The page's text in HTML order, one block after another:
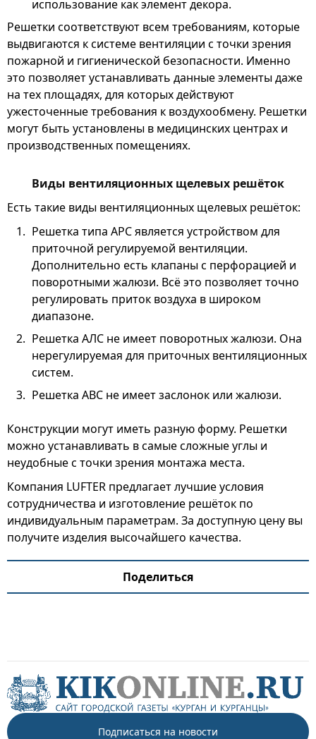
использование как элемент декора.
Решетки соответствуют всем требованиям, которые
выдвигаются к системе вентиляции с точки зрения
пожарной и гигиенической безопасности. Именно
это позволяет устанавливать данные элементы даже
на тех площадях, для которых действуют
ужесточенные требования к воздухообмену. Решетки
могут быть установлены в медицинских центрах и
производственных помещениях.
Виды вентиляционных щелевых решёток
Есть такие виды вентиляционных щелевых решёток:
Решетка типа АРС является устройством для
приточной регулируемой вентиляции.
Дополнительно есть клапаны с перфорацией и
поворотными жалюзи. Всё это позволяет точно
регулировать приток воздуха в широком
диапазоне.
Решетка АЛС не имеет поворотных жалюзи. Она
нерегулируемая для приточных вентиляционных
систем.
Решетка АВС не имеет заслонок или жалюзи.
Конструкции могут иметь разную форму. Решетки
можно устанавливать в самые сложные углы и
неудобные с точки зрения монтажа места.
Компания LUFTER предлагает лучшие условия
сотрудничества и изготовление решёток по
индивидуальным параметрам. За доступную цену вы
получите изделия высочайшего качества.
Поделиться
Подписаться на новости